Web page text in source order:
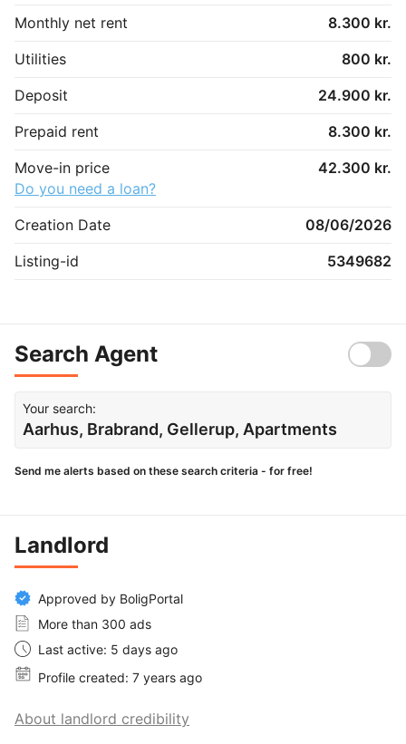
Monthly net rent
8.300 kr.
Utilities
800 kr.
Deposit
24.900 kr.
Prepaid rent
8.300 kr.
Move-in price
42.300 kr.
Do you need a loan?
Creation Date
08/06/2026
Listing-id
5349682
Search Agent
Your search:
Aarhus, Brabrand, Gellerup, Apartments
Send me alerts based on these search criteria - for free!
Landlord
Approved by BoligPortal
More than 300 ads
Last active: 5 days ago
Profile created: 7 years ago
About landlord credibility